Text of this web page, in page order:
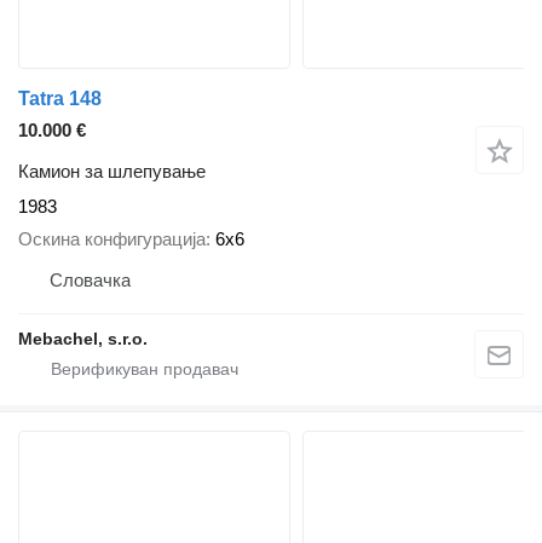
Tatra 148
10.000 €
Камион за шлепување
1983
Оскина конфигурација 6x6
Словачка
Mebachel, s.r.o.